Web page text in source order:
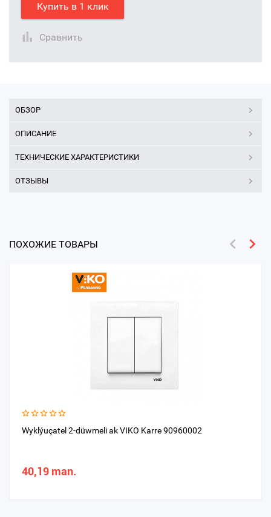
Купить в 1 клик
Сравнить
ОБЗОР
ОПИСАНИЕ
ТЕХНИЧЕСКИЕ ХАРАКТЕРИСТИКИ
ОТЗЫВЫ
ПОХОЖИЕ ТОВАРЫ
Wyklýuçatel 2-düwmeli ak VIKO Karre 90960002
40,19 man.